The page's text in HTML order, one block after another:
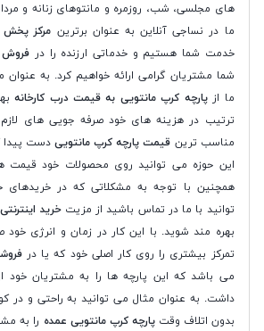
های مجلسی، شب، روزمره و مانتوهای زنانه و
ما در نساجی آنلاین به عنوان برترین مرکز پخش
خدمت شما هستیم و خدماتی ارزنده را در فروش
شما مشتریان گرامی ارائه خواهیم کرد. به عنوان
ما ازپارچه کرپ مانتویی به قیمت درب کارخانه
ترتیب در هزینه های خود صرفه جویی های لازم
مناسب ترین قیمت پارچه کرپ مانتویی دست پیدا
این حوزه می توانید روی محصولات خود قیمت
همچنین با توجه به مشکلاتی که در
توانید با ما در تماس باشید از مزیتخرید
بهره مند شوید. با این کار در زمان و انرژی
تمرکز بیشتری را روی کار اصلی خود که یا در
می باشد که این پارچه ها را به مشتریان خود
داشت. به عنوان مثال می توانید به راحتی و در
بدون اتلاف وقت پارچه کرپ مانتویی عمده را به